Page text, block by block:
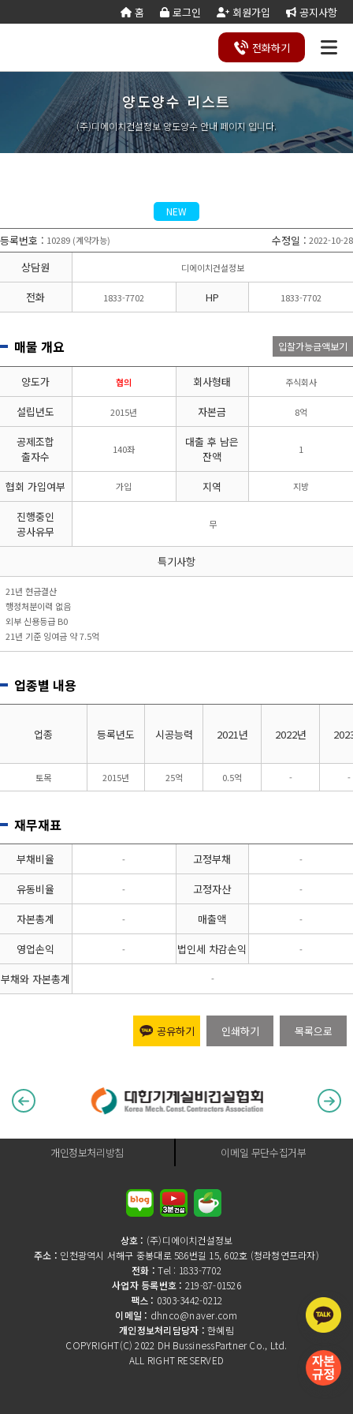
홈 로그인 회원가입 공지사항
전화하기
회사
소개
사업
영역
조직
도 는
길
합
건
설
업
토목건축
공사업
경설비공
조경공사
전문건설업
지반조성·포
장공사업
실내건축공
사업
도장·습식·방 조경식재·시
비계공사업
비공사업
철도·궤도공
사업
철강구조물공
붕
건축물조립공
사업
기타공
사업
전기공사업 정보통신
공사업
나무병원
석면해제
산림사업법
인
에너지절
약전문기
업
엔지니어링
사업자
전문관리
설계시공업
문기관/
안전점검전
문기관
지하수개발
차
담
하
기
양도
양수
리스
트
양도
양수
절차
기업
진단
공
제
조
합
실
태
조
사
기
재
사
항
변
경
공
능
력
가
·
합
잔고
증명
법령
서식
국가
계약
법령
관계
서식
건설
업등
록서
식
법시
행규
칙
서식
실질
자본
금
계산
기
세무
계산
기
양도양수 리스트
(주)디에이치건설정보 양도양수 안내 페이지 입니다.
NEW
등록번호 : 10289 (계약가능) 수정일 : 2022-10-28
상담원 디에이치건설정보
전화 1833-7702 HP 1833-7702
매물 개요 입찰가능금액보기
양도가 협의 회사형태 주식회사
설립년도 2015년 자본금 8억
공제조합
출자수
140좌
대출 후 남은
잔액
1
협회 가입여부 가입 지역 지방
진행중인
공사유무
무
특기사항
21년 현금결산
행정처분이력 없음
외부 신용등급 B0
21년 기준 잉여금 약 7.5억
업종별 내용
업종 등록년도 시공능력 2021년 2022년
토목 2015년 25억 0.5억 - -
재무재표
부채비율 - 고정부채 -
유동비율 - 고정자산 -
자본총계 - 매출액 -
영업손익 - 법인세 차감손익 -
부채와 자본총계 -
공유하기 인쇄하기 목록으로
개인정보처리방침 이메일 무단수집거부
상호 : (주)디에이치건설정보
주소 : 인천광역시 서해구 중봉대로 586번길 15, 602호 (청라청연프라자)
전화 :Tel : 1833-7702
사업자 등록번호 : 219-87-01526
팩스 : 0303-3442-0212
이메일 : dhnco@naver.com
개인정보처리담당자 :한혜림
COPYRIGHT(C) 2022 DH BussinessPartner Co., Ltd.
ALL RIGHT RESERVED